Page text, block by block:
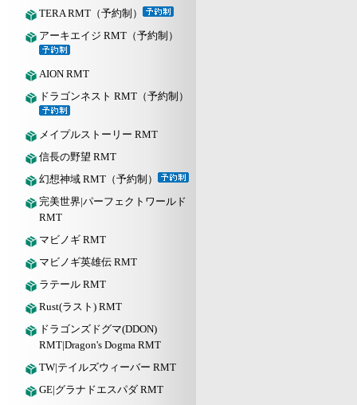
TERA RMT（予約制）
アーキエイジ RMT（予約制）
AION RMT
ドラゴンネスト RMT（予約制）
メイプルストーリー RMT
信長の野望 RMT
幻想神域 RMT（予約制）
完美世界|パーフェクトワールド
RMT
マビノギ RMT
マビノギ英雄伝 RMT
ラテール RMT
Rust(ラスト) RMT
ドラゴンズドグマ(DDON)
RMT|Dragon's Dogma RMT
TW|テイルズウィーバー RMT
GE|グラナドエスパダ RMT